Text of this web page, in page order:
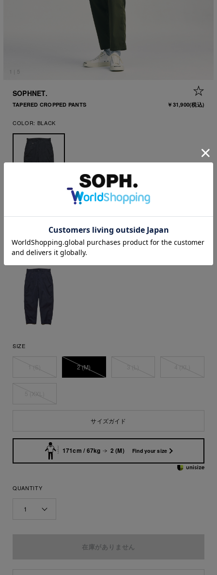
1 5
SOPHNET.
TAPERED CROPPED PANTS ￥31,900(税込)
COLOR: BLACK
SIZE
2 (M)
サイズガイド
171cm / 67kg 2 (M) Find your size
QUANTITY
1